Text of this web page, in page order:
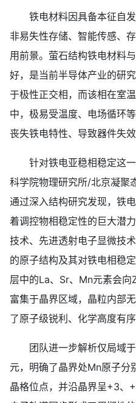
铁电材料因具备本征自发
非易失性存储、智能传感、
用前景。萤石结构铁电材料
好，是当前半导体产业的研
于极性正交相，而该相在室
中，极易受温度、电场循环
丧失铁电特性、导致器件失效
针对铁电亚稳相稳定这一
科学院物理研究所/北京凝聚
通过深入结构研究发现，铁
着调控物相稳定性的巨大潜
技术、先进透射电子显微技
的原子结构及其对铁电相稳
层中的La、Sr、Mn元素会向
富集于晶界区域，晶粒内部
了原子级锐利、化学高度有
团队进一步解析仅局域于
元，明确了晶界处Mn原子分
晶格位点，并沿晶界呈+3、